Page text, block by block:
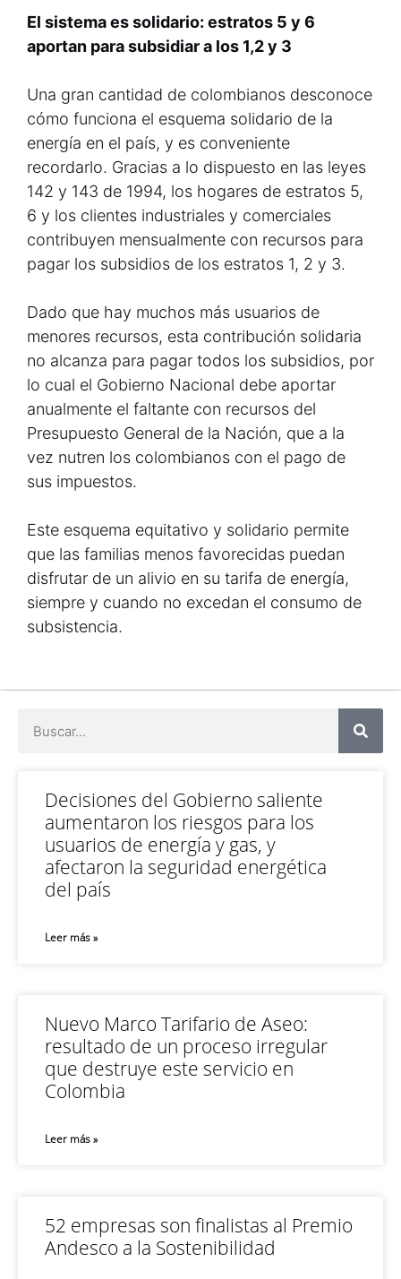
El sistema es solidario: estratos 5 y 6
aportan para subsidiar a los 1,2 y 3
Una gran cantidad de colombianos desconoce
cómo funciona el esquema solidario de la
energía en el país, y es conveniente
recordarlo. Gracias a lo dispuesto en las leyes
142 y 143 de 1994, los hogares de estratos 5,
6 y los clientes industriales y comerciales
contribuyen mensualmente con recursos para
pagar los subsidios de los estratos 1, 2 y 3.
Dado que hay muchos más usuarios de
menores recursos, esta contribución solidaria
no alcanza para pagar todos los subsidios, por
lo cual el Gobierno Nacional debe aportar
anualmente el faltante con recursos del
Presupuesto General de la Nación, que a la
vez nutren los colombianos con el pago de
sus impuestos.
Este esquema equitativo y solidario permite
que las familias menos favorecidas puedan
disfrutar de un alivio en su tarifa de energía,
siempre y cuando no excedan el consumo de
subsistencia.
Decisiones del Gobierno saliente
aumentaron los riesgos para los
usuarios de energía y gas, y
afectaron la seguridad energética
del país
Leer más »
Nuevo Marco Tarifario de Aseo:
resultado de un proceso irregular
que destruye este servicio en
Colombia
Leer más »
52 empresas son finalistas al Premio
Andesco a la Sostenibilidad